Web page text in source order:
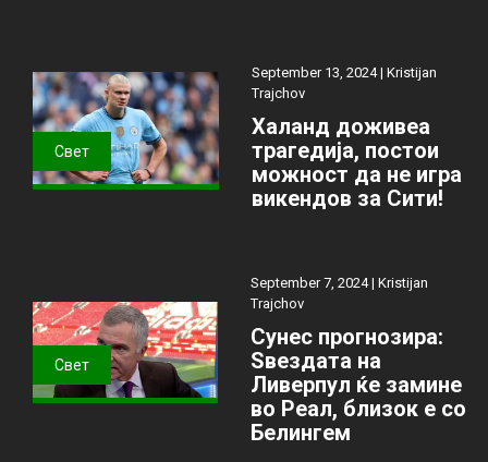
Свет
September 13, 2024 | Kristijan
Trajchov
Халанд доживеа
трагедија, постои
можност да не игра
викендов за Сити!
Свет
September 7, 2024 | Kristijan
Trajchov
Сунес прогнозира:
Ѕвездата на
Ливерпул ќе замине
во Реал, близок е со
Белингем